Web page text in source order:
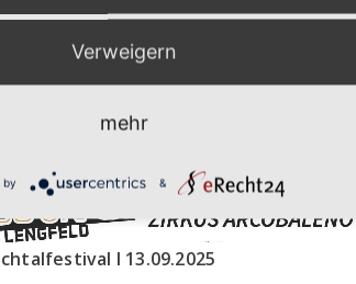
I 13.09.2025
Verweigern
mehr
by &